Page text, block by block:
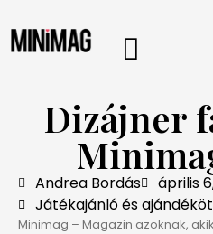
Dizájner
Andrea Bordás
április
Játékajánló és
Minimag – Magazin azoknak,